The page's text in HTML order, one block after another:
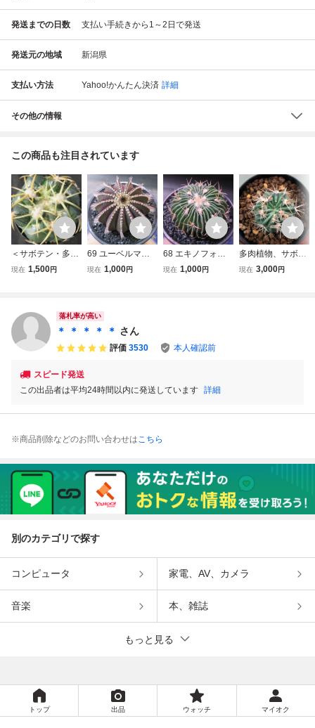
発送までの日数 支払い手続きから1～2日で発送
発送元の地域 新潟県
支払い方法 Yahoo!かんたん決済 詳細
その他の情報
この商品も注目されています
＜サボテン・多肉
植物＞ 白刺白花
現在 1,500円
69 ユーベルマニ
ア ペクチニフェ
現在 1,000円
68 エキノフォス
ロカクタス 白花
現在 1,000円
多肉植物、サボテ
ン、エキノカクタ
現在 3,000円
落札率が高い
＊ ＊ ＊ ＊ ＊ さん
評価 3530 本人確認前
スピード発送
この出品者は平均24時間以内に発送しています 詳細
※商品削除などのお問い合わせはこちら
別のカテゴリで探す
コンピュータ 家電、AV、カメラ
音楽 本、雑誌
もっと見る
トップ 出品 ウォッチ マイオク